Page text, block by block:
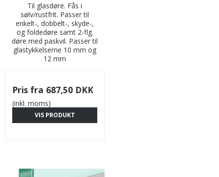
Til glasdøre. Fås i
sølv/rustfrit. Passer til
enkelt-, dobbelt-, skyde-,
og foldedøre samt 2-flg.
døre med paskvil. Passer til
glastykkelserne 10 mm og
12 mm
Pris fra 687,50 DKK
(inkl. moms)
VIS PRODUKT